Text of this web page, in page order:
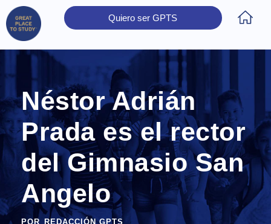
Quiero ser GPTS
Néstor Adrián
Prada es el rector
del Gimnasio San
Angelo
POR
REDACCIÓN GPTS